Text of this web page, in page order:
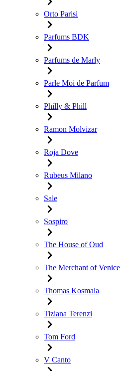
Orto Parisi
Parfums BDK
Parfums de Marly
Parle Moi de Parfum
Philly & Phill
Ramon Molvizar
Roja Dove
Rubeus Milano
Sale
Sospiro
The House of Oud
The Merchant of Venice
Thomas Kosmala
Tiziana Terenzi
Tom Ford
V Canto